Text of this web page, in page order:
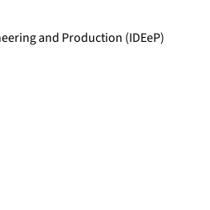
and Production (IDEeP)